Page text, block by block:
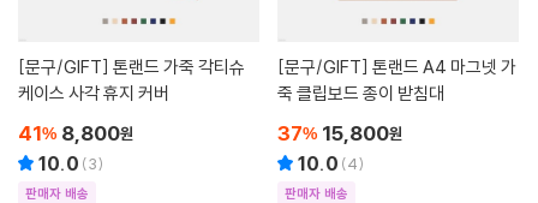
[문구/GIFT]
케이스 사각 휴지 커버
41% 8,800원
10.0 (3)
판매자 배송
[문구/GIFT]
죽 클립보드 종이 받침대
37% 15,800원
10.0 (4)
판매자 배송